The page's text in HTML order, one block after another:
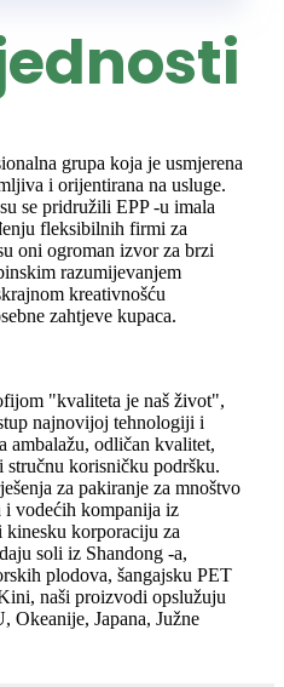
grupa koja je usmjerena
i orijentirana na usluge.
se pridružili EPP -u imala
fleksibilnih firmi za
oni ogroman izvor za brzi
razumijevanjem
kreativnošću
zahtjeve kupaca.
"kvaliteta je naš život",
najnovijoj tehnologiji i
ambalažu, odličan kvalitet,
stručnu korisničku podršku.
za pakiranje za mnoštvo
vodećih kompanija iz
korporaciju za
soli iz Shandong -a,
plodova, šangajsku PET
naši proizvodi opslužuju
Okeanije, Japana, Južne